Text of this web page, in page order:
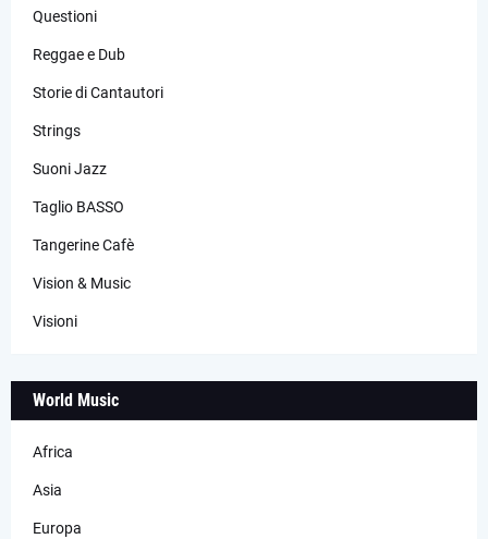
Questioni
Reggae e Dub
Storie di Cantautori
Strings
Suoni Jazz
Taglio BASSO
Tangerine Cafè
Vision & Music
Visioni
World Music
Africa
Asia
Europa